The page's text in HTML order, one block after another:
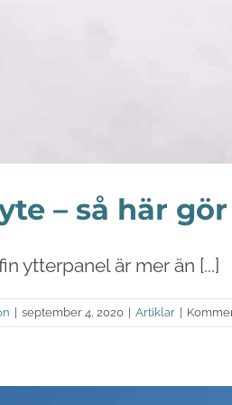
– så här
ytterpanel är mer än [...]
| september 4, 2020 | Artiklar |